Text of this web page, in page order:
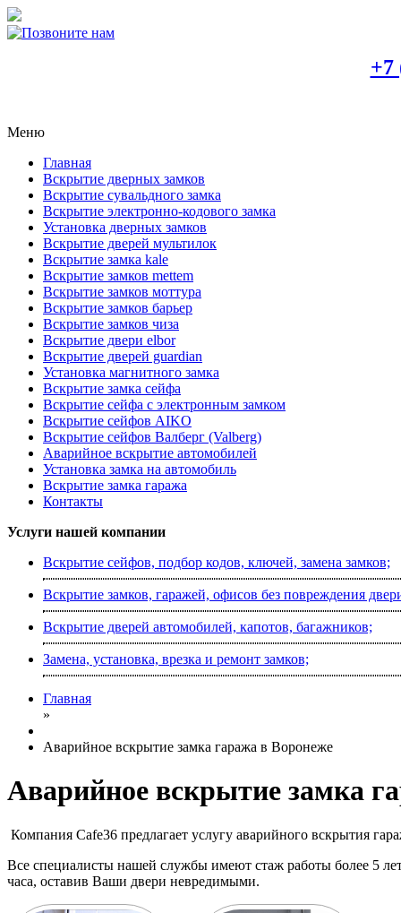
+7
Меню
Главная
Вскрытие дверных замков
Вскрытие сувальдного замка
Вскрытие электронно-кодового замка
Установка дверных замков
Вскрытие дверей мультилок
Вскрытие замка kale
Вскрытие замков mettem
Вскрытие замков моттура
Вскрытие замков барьер
Вскрытие замков чиза
Вскрытие двери elbor
Вскрытие дверей guardian
Установка магнитного замка
Вскрытие замка сейфа
Вскрытие сейфа с электронным замком
Вскрытие сейфов AIKO
Вскрытие сейфов Валберг (Valberg)
Аварийное вскрытие автомобилей
Установка замка на автомобиль
Вскрытие замка гаража
Контакты
Услуги нашей компании
Вскрытие сейфов, подбор кодов, ключей, замена замков;
Вскрытие замков, гаражей, офисов без повреждения
Вскрытие дверей автомобилей, капотов, багажников;
Замена, установка, врезка и ремонт замков;
Главная
»
Аварийное вскрытие замка гаража в Воронеже
Аварийное вскрытие замка
Компания Cafe36 предлагает услугу аварийного вскрытия
Все специалисты нашей службы имеют стаж работы более 5
часа, оставив Ваши двери невредимыми.